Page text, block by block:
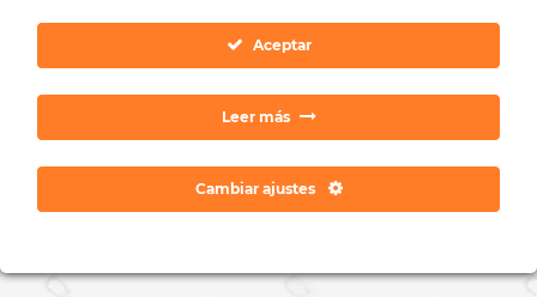
Aceptar
Leer más
Cambiar ajustes